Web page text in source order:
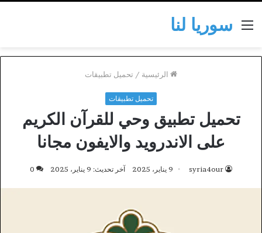
سوريا لناالقائمة
الرئيسية / تحميل تطبيقات
تحميل تطبيقات
تحميل تطبيق وحي للقرآن الكريم
على الاندرويد والايفون مجانا
syria4our 9 يناير، 2025 آخر تحديث: 9 يناير، 2025 0